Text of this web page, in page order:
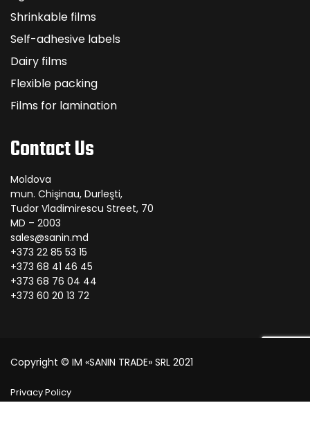
Shrinkable films
Self-adhesive labels
Dairy films
Flexible packing
Films for lamination
Contact Us
Moldova
mun. Chişinau, Durleşti,
Tudor Vladimirescu Street, 70
MD – 2003
sales@sanin.md
+373 22 85 53 15
+373 68 41 46 45
+373 68 76 04 44
+373 60 20 13 72
Copyright © IM «SANIN TRADE» SRL 2021
Privacy Policy